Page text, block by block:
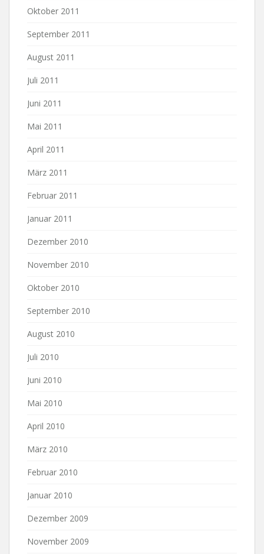
Oktober 2011
September 2011
August 2011
Juli 2011
Juni 2011
Mai 2011
April 2011
März 2011
Februar 2011
Januar 2011
Dezember 2010
November 2010
Oktober 2010
September 2010
August 2010
Juli 2010
Juni 2010
Mai 2010
April 2010
März 2010
Februar 2010
Januar 2010
Dezember 2009
November 2009